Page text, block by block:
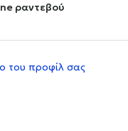
ραντεβού
του προφίλ σας